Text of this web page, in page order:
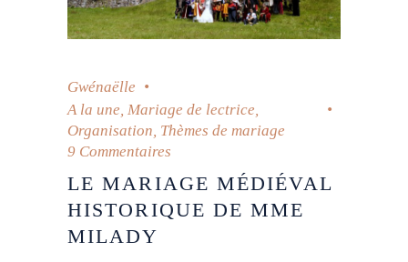
Gwénaëlle
A la une Mariage de lectrice
Organisation Thèmes de mariage
9 Commentaires
LE MARIAGE MÉDIÉVAL
HISTORIQUE DE MME
MILADY